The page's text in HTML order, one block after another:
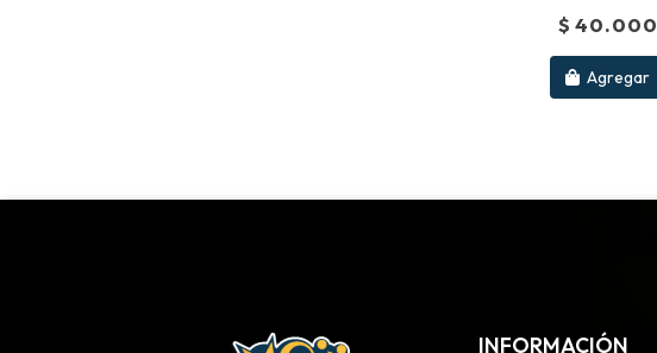
$ 40.000
Agregar
INFORMACIÓN